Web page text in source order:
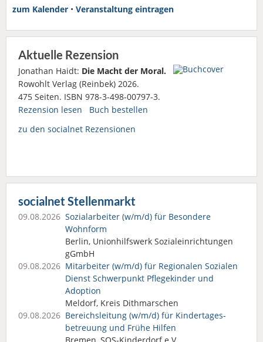
zum Kalender • Veranstaltung eintragen
Aktuelle Rezension
Jonathan Haidt: Die Macht der Moral.
Rowohlt Verlag (Reinbek) 2026.
475 Seiten. ISBN 978-3-498-00797-3.
Rezension lesen
Buch bestellen
zu den socialnet Rezensionen
socialnet Stellenmarkt
09.08.2026 Sozialarbeiter (w/m/d) für Besondere
Wohnform
Berlin, Unionhilfswerk Sozialeinrichtungen
gGmbH
09.08.2026 Mitarbeiter (w/m/d) für Regionalen Sozialen
Dienst Schwerpunkt Pflegekinder und
Adoption
Meldorf, Kreis Dithmarschen
09.08.2026 Bereichsleitung (w/m/d) für Kindertages­
betreuung und Frühe Hilfen